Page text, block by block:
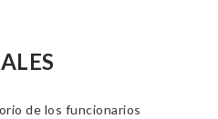
de los funcionarios